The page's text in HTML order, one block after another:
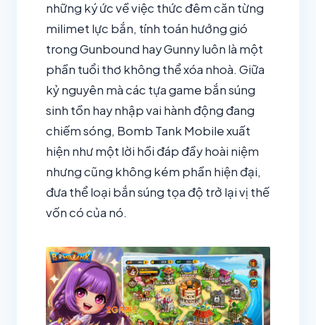
những ký ức về việc thức đêm căn từng
milimet lực bắn, tính toán hướng gió
trong Gunbound hay Gunny luôn là một
phần tuổi thơ không thể xóa nhoà. Giữa
kỷ nguyên mà các tựa game bắn súng
sinh tồn hay nhập vai hành động đang
chiếm sóng, Bomb Tank Mobile xuất
hiện như một lời hồi đáp đầy hoài niệm
nhưng cũng không kém phần hiện đại,
đưa thể loại bắn súng tọa độ trở lại vị thế
vốn có của nó.